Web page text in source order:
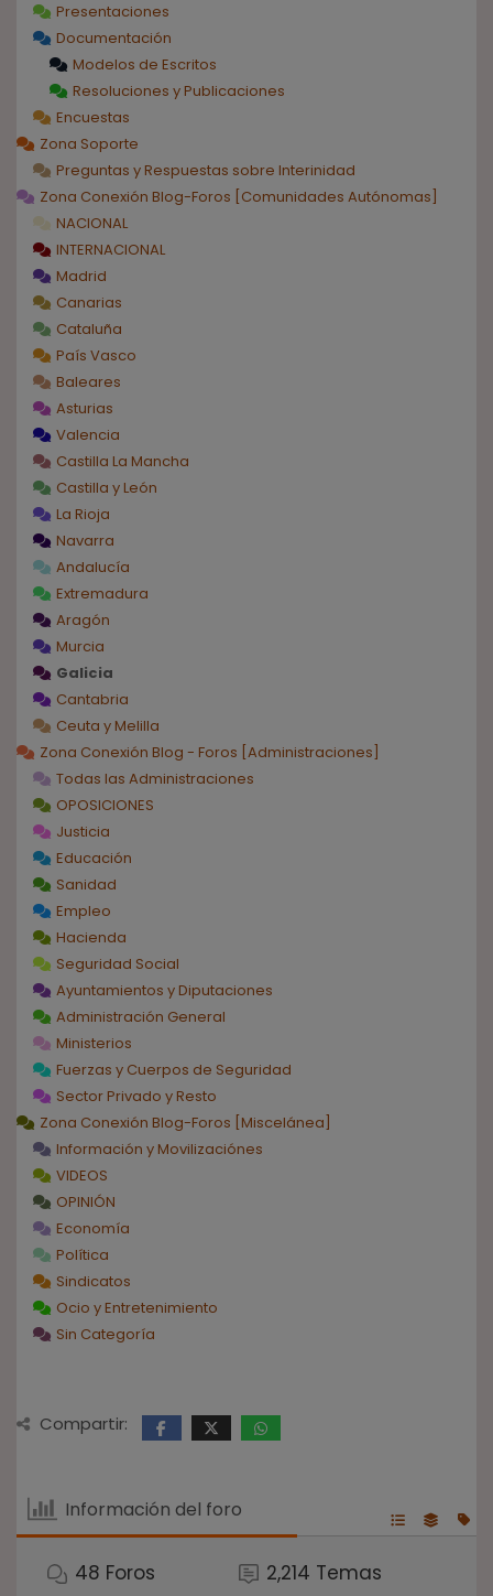
Presentaciones
Documentación
Modelos de Escritos
Resoluciones y Publicaciones
Encuestas
Zona Soporte
Preguntas y Respuestas sobre Interinidad
Zona Conexión Blog-Foros [Comunidades Autónomas]
NACIONAL
INTERNACIONAL
Madrid
Canarias
Cataluña
País Vasco
Baleares
Asturias
Valencia
Castilla La Mancha
Castilla y León
La Rioja
Navarra
Andalucía
Extremadura
Aragón
Murcia
Galicia
Cantabria
Ceuta y Melilla
Zona Conexión Blog - Foros [Administraciones]
Todas las Administraciones
OPOSICIONES
Justicia
Educación
Sanidad
Empleo
Hacienda
Seguridad Social
Ayuntamientos y Diputaciones
Administración General
Ministerios
Fuerzas y Cuerpos de Seguridad
Sector Privado y Resto
Zona Conexión Blog-Foros [Miscelánea]
Información y Movilizaciónes
VIDEOS
OPINIÓN
Economía
Política
Sindicatos
Ocio y Entretenimiento
Sin Categoría
Compartir:
Información del foro
48 Foros 2,214 Temas